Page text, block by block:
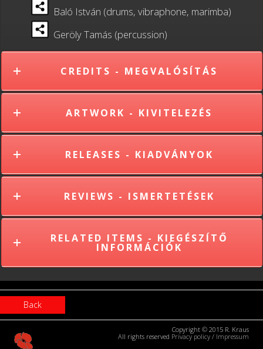
Baló István (drums, vibraphone, marimba)
Geröly Tamás (percussion)
CREDITS - MEGVALÓSÍTÁS
ARTWORK - KIVITELEZÉS
RELEASES - KIADVÁNYOK
REVIEWS - ISMERTETÉSEK
RELATED ITEMS - KIEGÉSZÍTŐ
INFORMÁCIÓK
Back
Copyright © 2015 R. Kraus
All rights reserved Privacy policy / Impressum